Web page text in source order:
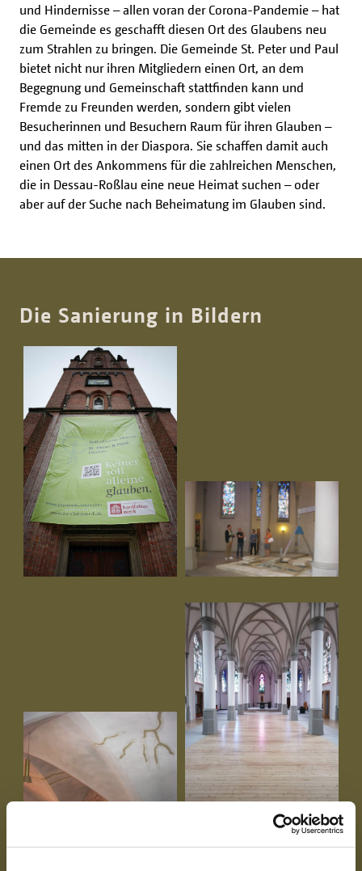
und Hindernisse – allen voran der Corona-Pandemie – hat
die Gemeinde es geschafft diesen Ort des Glaubens neu
zum Strahlen zu bringen. Die Gemeinde St. Peter und Paul
bietet nicht nur ihren Mitgliedern einen Ort, an dem
Begegnung und Gemeinschaft stattfinden kann und
Fremde zu Freunden werden, sondern gibt vielen
Besucherinnen und Besuchern Raum für ihren Glauben –
und das mitten in der Diaspora. Sie schaffen damit auch
einen Ort des Ankommens für die zahlreichen Menschen,
die in Dessau-Roßlau eine neue Heimat suchen – oder
aber auf der Suche nach Beheimatung im Glauben sind.
Die Sanierung in Bildern
< 1 2 >